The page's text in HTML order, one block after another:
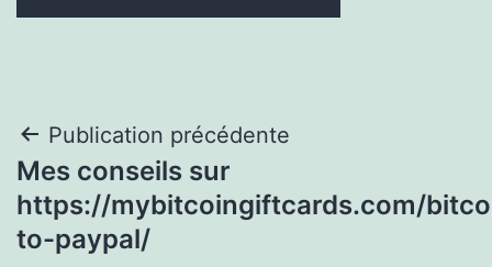
Navigation
de
l’article
Publication précédente
Mes conseils sur
https://mybitcoingiftcards.com/
to-paypal/